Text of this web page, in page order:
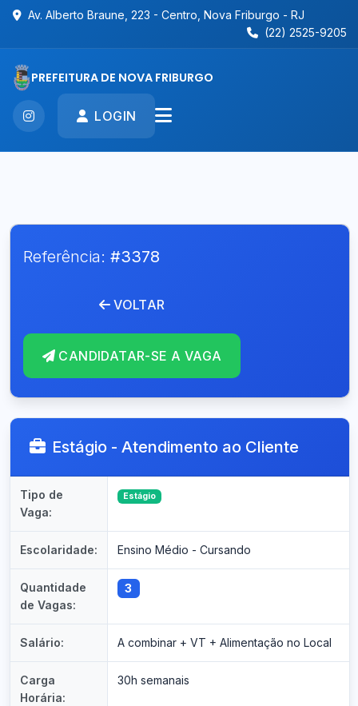
Av. Alberto Braune, 223 - Centro, Nova Friburgo - RJ
(22) 2525-9205
PREFEITURA DE NOVA FRIBURGO
LOGIN
Referência: #3378
VOLTAR
CANDIDATAR-SE A VAGA
Estágio - Atendimento ao Cliente
Tipo de
Vaga:
Estágio
Escolaridade: Ensino Médio - Cursando
Quantidade
de Vagas:
3
Salário: A combinar + VT + Alimentação no Local
Carga
Horária:
30h semanais